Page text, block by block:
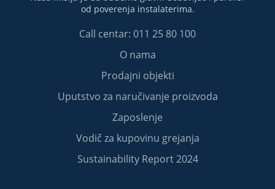
od poverenja instalaterima.
Call centar: 011 25 80 100
O nama
Prodajni objekti
Uputstvo za naručivanje proizvoda
Zaposlenje
Vodič za kupovinu grejanja
Sustainability Report 2024